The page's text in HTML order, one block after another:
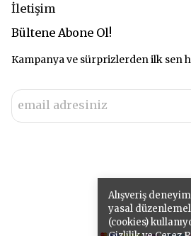
Alışveriş
yasal
(cookies)
İletişim
Bültene Abone Ol!
Kampanya ve sürprizlerden ilk sen